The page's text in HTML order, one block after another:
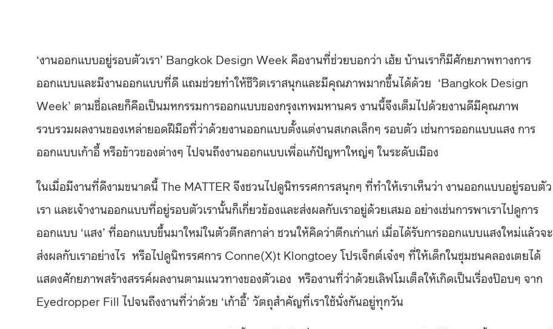
‘งานออกแบบอยู่รอบตัวเรา’ Bangkok Design Week คืองานที่ช่วยบอกว่า เฮ้ย บ้านเราก็มีศักยภาพทางการ
ออกแบบและมีงานออกแบบที่ดี แถมช่วยทำให้ชีวิตเราสนุกและมีคุณภาพมากขึ้นได้ด้วย ‘Bangkok Design
Week’ ตามชื่อเลยก็คือเป็นมหกรรมการออกแบบของกรุงเทพมหานคร งานนี้จึงเต็มไปด้วยงานดีมีคุณภาพ
รวบรวมผลงานของเหล่ายอดฝีมือที่ว่าด้วยงานออกแบบตั้งแต่งานสเกลเล็กๆ รอบตัว เช่นการออกแบบแสง การ
ออกแบบเก้าอี้ หรือข้าวของต่างๆ ไปจนถึงงานออกแบบเพื่อแก้ปัญหาใหญ่ๆ ในระดับเมือง
ในเมื่อมีงานที่ดีงามขนาดนี้ The MATTER จึงชวนไปดูนิทรรศการสนุกๆ ที่ทำให้เราเห็นว่า งานออกแบบอยู่รอบตัว
เรา และเจ้างานออกแบบที่อยู่รอบตัวเรานั้นก็เกี่ยวข้องและส่งผลกับเราอยู่ด้วยเสมอ อย่างเช่นการพาเราไปดูการ
ออกแบบ ‘แสง’ ที่ออกแบบขึ้นมาใหม่ในตัวตึกสกาล่า ชวนให้คิดว่าตึกเก่าแก่ เมื่อได้รับการออกแบบแสงใหม่แล้วจะ
ส่งผลกับเราอย่างไร หรือไปดูนิทรรศการ Conne(X)t Klongtoey โปรเจ็กต์เจ๋งๆ ที่ให้เด็กในชุมชนคลองเตยได้
แสดงศักยภาพสร้างสรรค์ผลงานตามแนวทางของตัวเอง หรืองานที่ว่าด้วยเลิฟโมเต็ลให้เกิดเป็นเรื่องป๊อบๆ จาก
Eyedropper Fill ไปจนถึงงานที่ว่าด้วย ‘เก้าอี้’ วัตถุสำคัญที่เราใช้นั่งกันอยู่ทุกวัน